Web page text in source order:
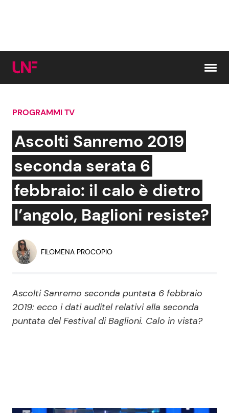
Cerca:
News e Cronaca
Attualità Italiana
Dal Mondo
Economia
Persone Scomparse
Politica
Gossip e TV
Bellezze VIP
Coppie VIP
Reality e Talent
Soap Opera
PROGRAMMI TV
Ascolti Sanremo 2019
seconda serata 6
febbraio: il calo è dietro
l’angolo, Baglioni resiste?
FILOMENA PROCOPIO
Ascolti Sanremo seconda puntata 6 febbraio
2019: ecco i dati auditel relativi alla seconda
puntata del Festival di Baglioni. Calo in vista?